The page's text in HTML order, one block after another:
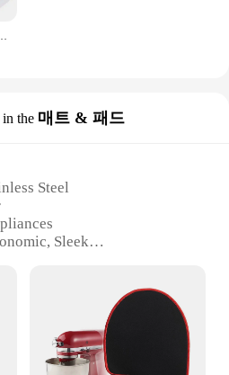
in the 매트 & 패드
Steel
Sleek
Powerful Motor,
Mat & Pad Set